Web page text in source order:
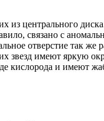
центрального
связано с
отверстие так же
имеют яркую
кислорода и имеют